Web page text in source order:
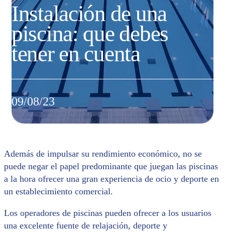
Instalación de una
piscina: que debes
tener en cuenta
09/08/23
Además de impulsar su rendimiento económico, no se
puede negar el papel predominante que juegan las piscinas
a la hora ofrecer una gran experiencia de ocio y deporte en
un establecimiento comercial.
Los operadores de piscinas pueden ofrecer a los usuarios
una excelente fuente de relajación, deporte y